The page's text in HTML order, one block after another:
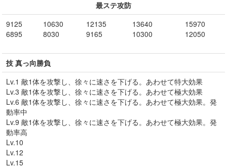
最ステ攻防
9125
6895
10630
8030
12135
9165
13640
10300
15970
12050
技 真っ向勝負
Lv.1 敵1体を攻撃し、徐々に速さを下げる。あわせて特大効果
Lv.3 敵1体を攻撃し、徐々に速さを下げる。あわせて極大効果
Lv.6 敵1体を攻撃し、徐々に速さを下げる。あわせて極大効果。発
動率中
Lv.9 敵1体を攻撃し、徐々に速さを下げる。あわせて極大効果。発
動率高
Lv.10
Lv.12
Lv.15